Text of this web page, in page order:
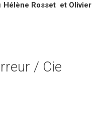
Hélène Rosset et Olivier
/ Cie